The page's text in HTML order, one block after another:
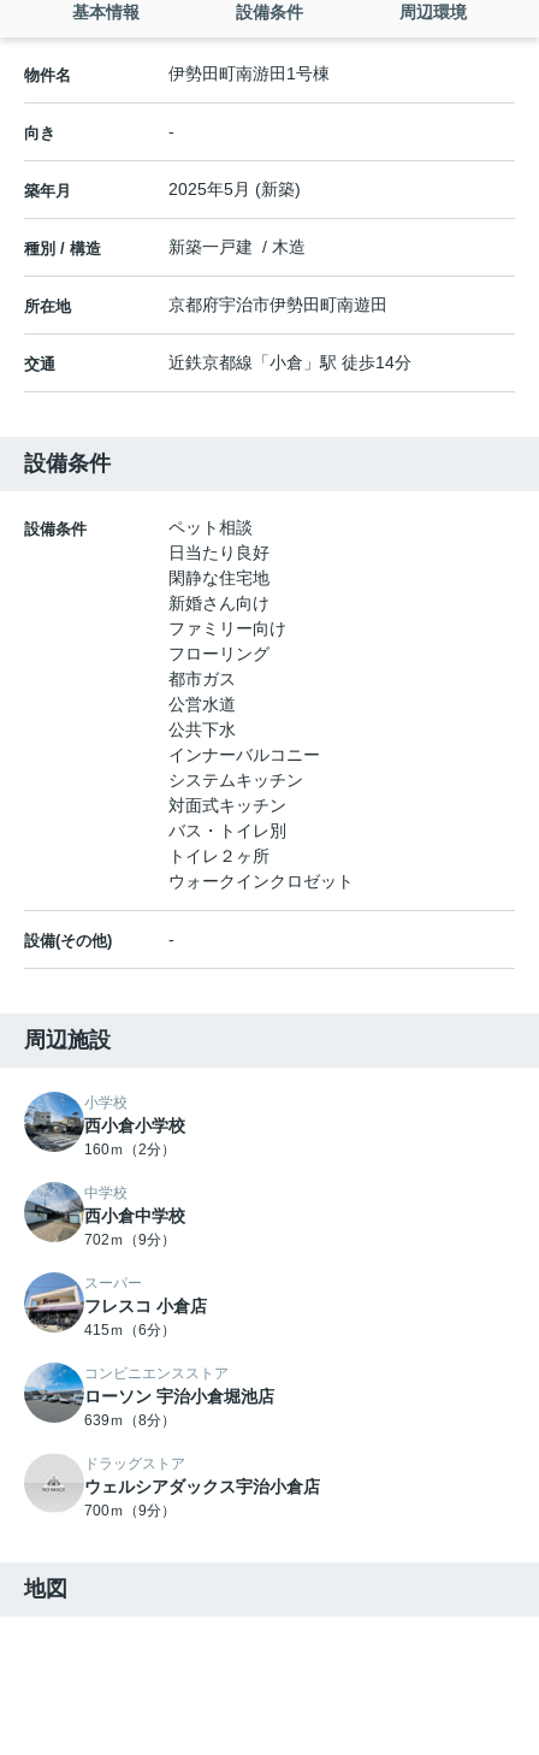
基本情報 設備条件 周辺環境
物件名 伊勢田町南游田1号棟
向き -
築年月 2025年5月 (新築)
種別 / 構造 新築一戸建 / 木造
所在地 京都府宇治市伊勢田町南遊田
交通 近鉄京都線 「小倉 」駅 徒歩14分
設備条件
設備条件
ペット相談
日当たり良好
閑静な住宅地
新婚さん向け
ファミリー向け
フローリング
都市ガス
公営水道
公共下水
インナーバルコニー
システムキッチン
対面式キッチン
バス・トイレ別
トイレ２ヶ所
ウォークインクロゼット
設備(その他) -
周辺施設
小学校
西小倉小学校
160ｍ（2分）
中学校
西小倉中学校
702ｍ（9分）
スーパー
フレスコ 小倉店
415ｍ（6分）
コンビニエンスストア
ローソン 宇治小倉堀池店
639ｍ（8分）
ドラッグストア
ウェルシアダックス宇治小倉店
700ｍ（9分）
地図